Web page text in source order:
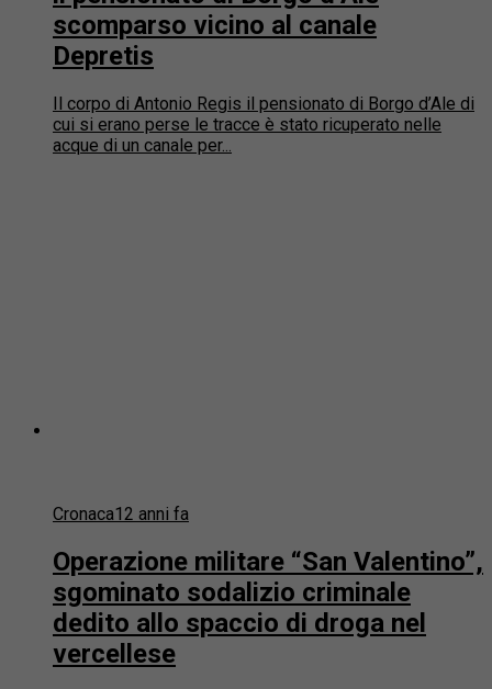
scomparso vicino al canale
Depretis
Il corpo di Antonio Regis il pensionato di Borgo d’Ale di
cui si erano perse le tracce è stato ricuperato nelle
acque di un canale per...
Cronaca12 anni fa
Operazione militare “San Valentino”,
sgominato sodalizio criminale
dedito allo spaccio di droga nel
vercellese